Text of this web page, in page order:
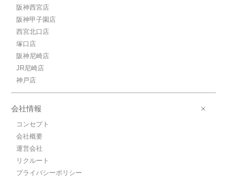
阪神西宮店
阪神甲子園店
西宮北口店
塚口店
阪神尼崎店
JR尼崎店
神戸店
会社情報
コンセプト
会社概要
運営会社
リクルート
プライバシーポリシー